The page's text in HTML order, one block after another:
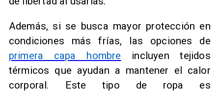
Además, si se busca mayor protección en
condiciones más frías, las opciones de
primera capa hombre incluyen tejidos
térmicos que ayudan a mantener el calor
corporal. Este tipo de ropa es